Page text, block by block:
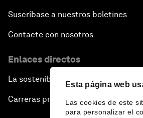
Esta página web
Las cookies de este
para personalizar el
Suscríbase a nuestros boletines
Contacte con nosotros
Enlaces directos
La sostenibilidad en el Foro
Carreras profesionales